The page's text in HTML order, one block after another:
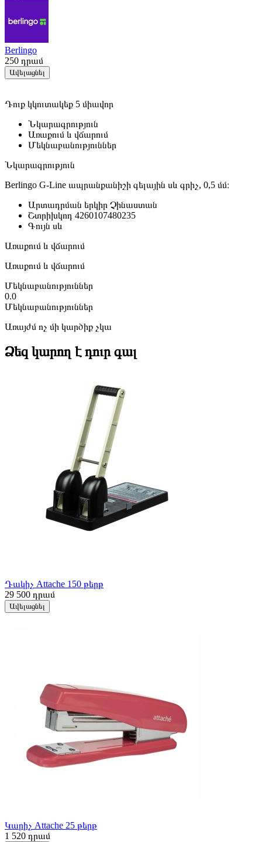
Berlingo
250 դրամ
Ավելացնել
Դուք կկուտակեք 5 միավոր
Նկարագրություն
Առաքում և վճարում
Մեկնաբանություններ
Նկարագրություն
Berlingo G-Line ապրանքանիշի գելային սև գրիչ, 0,5 մմ։
Արտադրման երկիր Չինաստան
Շտրիխկոդ 4260107480235
Գույն սև
Առաքում և վճարում
Առաքում և վճարում
Մեկնաբանություններ
0.0
Մեկնաբանություններ
Առայժմ ոչ մի կարծիք չկա
Ձեզ կարող է դուր գալ
Դակիչ Attache 150 թերթ
29 500 դրամ
Ավելացնել
Կարիչ Attache 25 թերթ
1 520 դրամ